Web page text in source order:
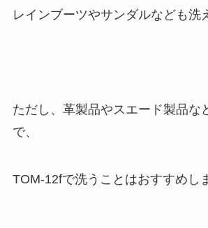
レインブーツやサンダルなども洗
ただし、革製品やスエード製品な
で、
TOM-12fで洗うことはおすすめし